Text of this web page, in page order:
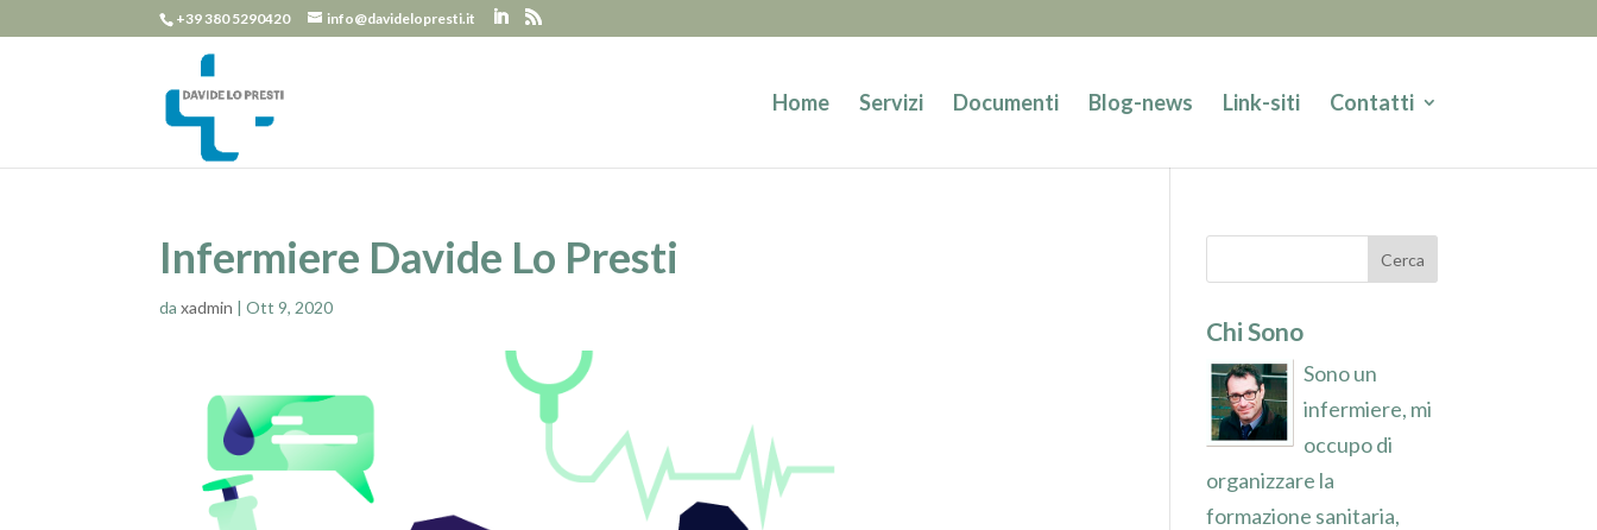
+39 380 5290420 info@davidelopresti.it
Home Servizi Documenti Blog-news Link-siti Contatti
Infermiere Davide Lo Presti
daxadmin |Ott 9, 2020
Chi Sono
Sono un
infermiere, mi
occupo di
organizzare la
formazione sanitaria,